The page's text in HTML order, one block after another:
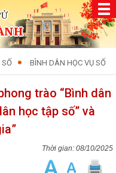
SỐ BÌNH DÂN HỌC VỤ SỐ
trào “Bình dân
học tập số” và
08/10/2025